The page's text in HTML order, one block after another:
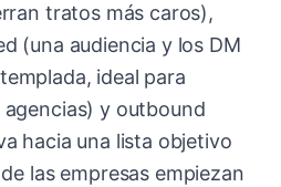
tratos más caros),
(una audiencia y los DM
ideal para
y outbound
hacia una lista objetivo
las empresas empiezan